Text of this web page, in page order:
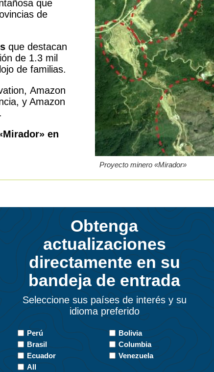
Proyecto minero «Mirador»
que
de
que destacan
de 1.3 mil
de familias.
Amazon
y Amazon
en
Obtenga
actualizaciones
directamente en su
bandeja de entrada
Seleccione sus países de interés y su
idioma preferido
Countries
of
Interest
Perú
Bolivia
Brasil
Columbia
Ecuador
Venezuela
All